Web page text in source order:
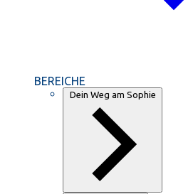
BEREICHE
Dein Weg am Sophie